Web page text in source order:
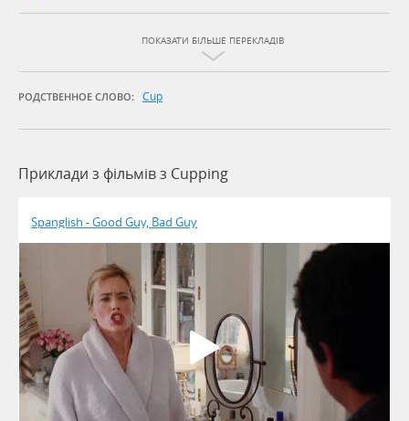
ПОКАЗАТИ БІЛЬШЕ ПЕРЕКЛАДІВ
РОДСТВЕННОЕ СЛОВО: Cup
Приклади з фільмів з Cupping
Spanglish - Good Guy, Bad Guy